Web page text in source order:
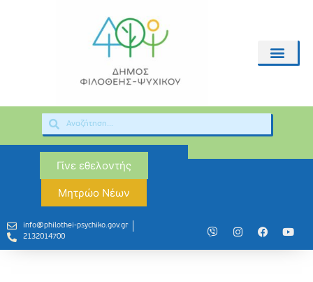
Γίνε εθελοντής
Μητρώο Νέων
info@philothei-psychiko.gov.gr
2132014700